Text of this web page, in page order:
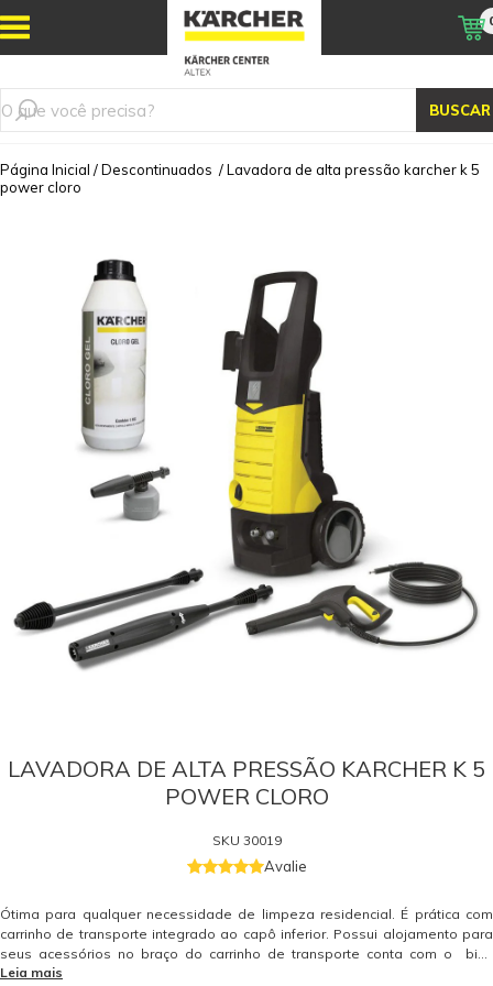
BUSCAR
Página Inicial /Descontinuados /Lavadora de alta pressão karcher k 5
power cloro
LAVADORA DE ALTA PRESSÃO KARCHER K 5
POWER CLORO
SKU 30019
Avalie
Ótima para qualquer necessidade de limpeza residencial. É prática com
carrinho de transporte integrado ao capô inferior. Possui alojamento para
seus acessórios no braço do carrinho de transporte conta com o bico
power (Leque ou shampoo) e bico turbo de série. É prática com carrinho de
Leia mais